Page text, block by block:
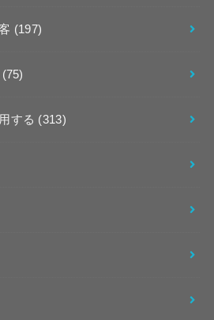
(197)
(75)
する (313)